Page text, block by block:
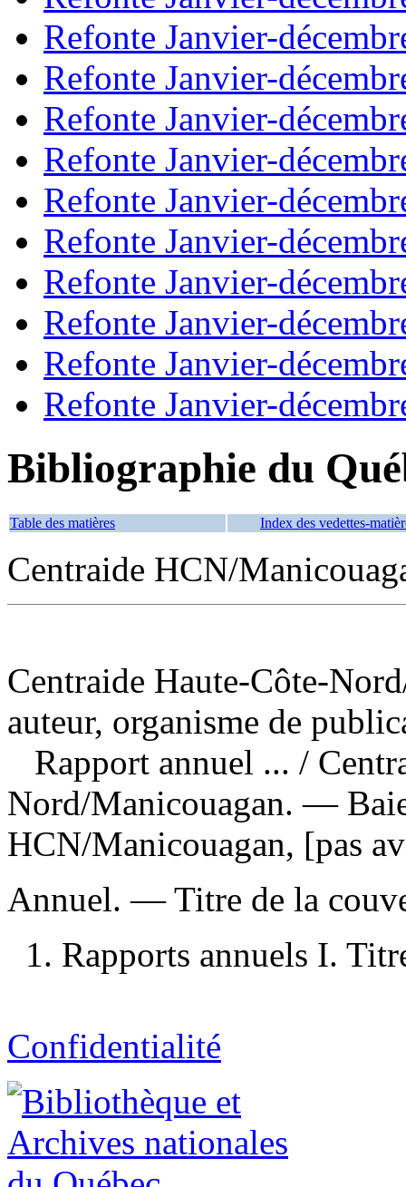
Refonte Janvier-
Refonte Janvier-
Refonte Janvier-
Refonte Janvier-
Refonte Janvier-
Refonte Janvier-
Refonte Janvier-
Refonte Janvier-
Refonte Janvier-
Refonte Janvier-
Bibliographie du
Table des matières Index des vedettes-
Centraide HCN/
Centraide Haute-Côte-
auteur, organisme de
Rapport annuel ... /
Nord/Manicouagan. —
HCN/Manicouagan, [pas
Annuel. — Titre de la
1. Rapports annuels I.
Confidentialité